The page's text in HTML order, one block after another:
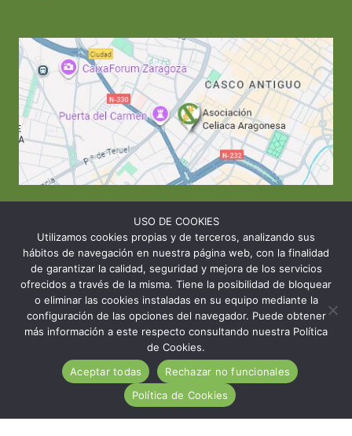
EDIFICIO ASÍS. Calle Albareda 6
Escalera 1 Pl. 1 Of. 6
50.004 Zaragoza.
T: 976 484 949 M: 635 638 563
Sede Zaragoza· Sede Huesca· Sede Teruel
© 2026 Asociación Celíaca Aragonesa
USO DE COOKIES
Utilizamos cookies propias y de terceros, analizando sus
hábitos de navegación en nuestra página web, con la finalidad
de garantizar la calidad, seguridad y mejora de los servicios
ofrecidos a través de la misma. Tiene la posibilidad de bloquear
o eliminar las cookies instaladas en su equipo mediante la
configuración de las opciones del navegador. Puede obtener
más información a este respecto consultando nuestra Política
de Cookies.
Aceptar todas
Rechazar no funcionales
Política de Cookies